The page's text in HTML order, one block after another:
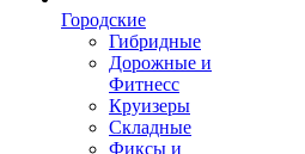
Городские
Гибридные
Дорожные и
Фитнесс
Круизеры
Складные
Фиксы и